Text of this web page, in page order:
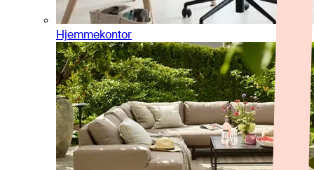
Hjemmekontor